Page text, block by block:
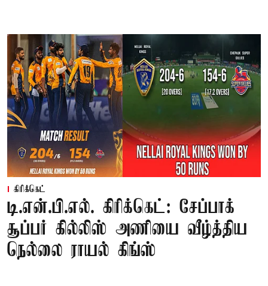
கிரிக்கெட்
டி.என்.பி.எல். கிரிக்கெட்: சேப்பாக்
சூப்பர் கில்லிஸ் அணியை வீழ்த்திய
நெல்லை ராயல் கிங்ஸ்